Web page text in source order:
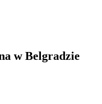
w Belgradzie